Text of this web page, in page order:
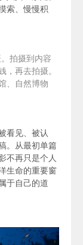
索、慢慢积
拍摄到内容
，再去拍摄。
、自然博物
看见、被认
。从最初单篇
不再只是个人
生命的重要窗
于自己的道